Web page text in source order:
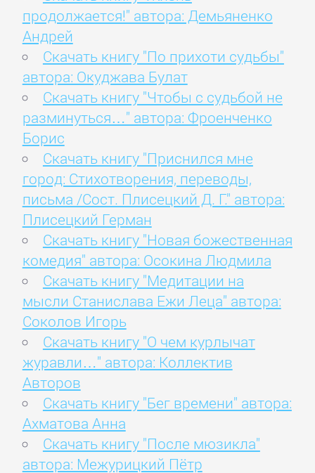
продолжается!" автора: Демьяненко
Андрей
Скачать книгу "По прихоти судьбы"
автора: Окуджава Булат
Скачать книгу "Чтобы с судьбой не
разминуться…" автора: Фроенченко
Борис
Скачать книгу "Приснился мне
город: Стихотворения, переводы,
письма /Сост. Плисецкий Д. Г." автора:
Плисецкий Герман
Скачать книгу "Новая божественная
комедия" автора: Осокина Людмила
Скачать книгу "Медитации на
мысли Станислава Ежи Леца" автора:
Соколов Игорь
Скачать книгу "О чем курлычат
журавли…" автора: Коллектив
Авторов
Скачать книгу "Бег времени" автора:
Ахматова Анна
Скачать книгу "После мюзикла"
автора: Межурицкий Пётр